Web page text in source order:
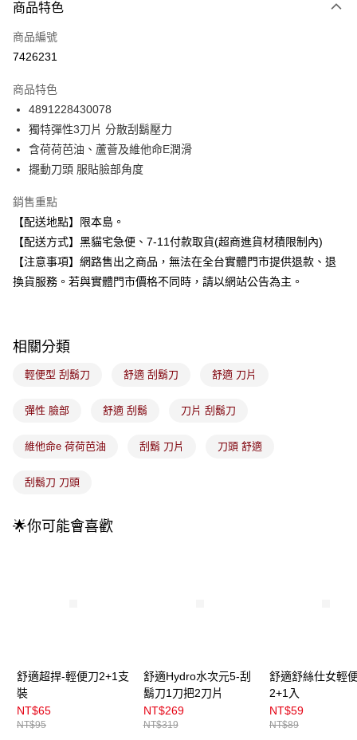
信用卡一次付款
超商取貨付款
Apple Pay
街口支付
悠遊付
Google Pay
全盈+PAY
【大哥付你分期使用說明】
成交易。
4.訂單成立30分鐘內，如未前往確認交易或遇審核未通過，訂單將自動取
法說明評估內容。
醒簡訊。
帳／街口支付／iPASS MONEY」等通路繳費。
1.本服務係由「台灣大哥大股份有限公司」（以下簡稱本公司）所提供，讓
用戶於交易時，得透過本服務購買商品或服務，並由商店將買賣／分期付款
運送方式
全家取貨付款
付款後全家取貨
每筆NT$100，滿NT$899(含以上)免運費
每筆NT$100，滿NT$899(含以上)免運費
付款後7-11取貨
付款後門市自取
每筆NT$100，滿NT$399(含以上)免運費
商品特色
商品編號
7426231
商品特色
4891228430078
獨特彈性3刀片 分散刮鬍壓力
含荷荷芭油、蘆薈及維他命E潤滑
擺動刀頭 服貼臉部角度
銷售重點
【配送地點】限本島。
【配送方式】黑貓宅急便、7-11付款取貨(超商進貨材積限制內)
【注意事項】網路售出之商品，無法在全台實體門市提供退款、退
換貨服務。若與實體門市價格不同時，請以網站公告為主。
相關分類
輕便型 刮鬍刀 舒適 刮鬍刀 舒適 刀片
彈性 臉部 舒適 刮鬍 刀片 刮鬍刀
維他命e 荷荷芭油 刮鬍 刀片 刀頭 舒適
刮鬍刀 刀頭
🌟你可能會喜歡
舒適超捍-輕便刀2+1支
裝
NT$65
NT$95
舒適Hydro水次元5-刮
鬍刀1刀把2刀片
NT$269
NT$319
舒適舒絲仕女輕
2+1入
NT$59
NT$89